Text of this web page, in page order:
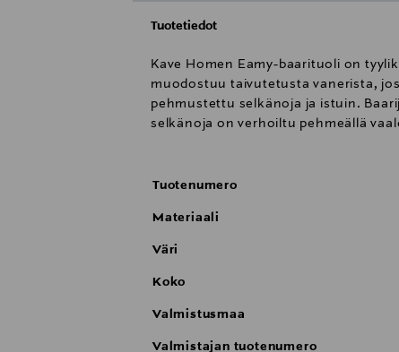
Tuotetiedot
Kave Homen Eamy-baarituoli on
muodostuu taivutetusta vanerista,
pehmustettu selkänoja ja istuin.
selkänoja on verhoiltu pehmeällä
Tuotenumero
Materiaali
Väri
Koko
Valmistusmaa
Valmistajan tuotenumero